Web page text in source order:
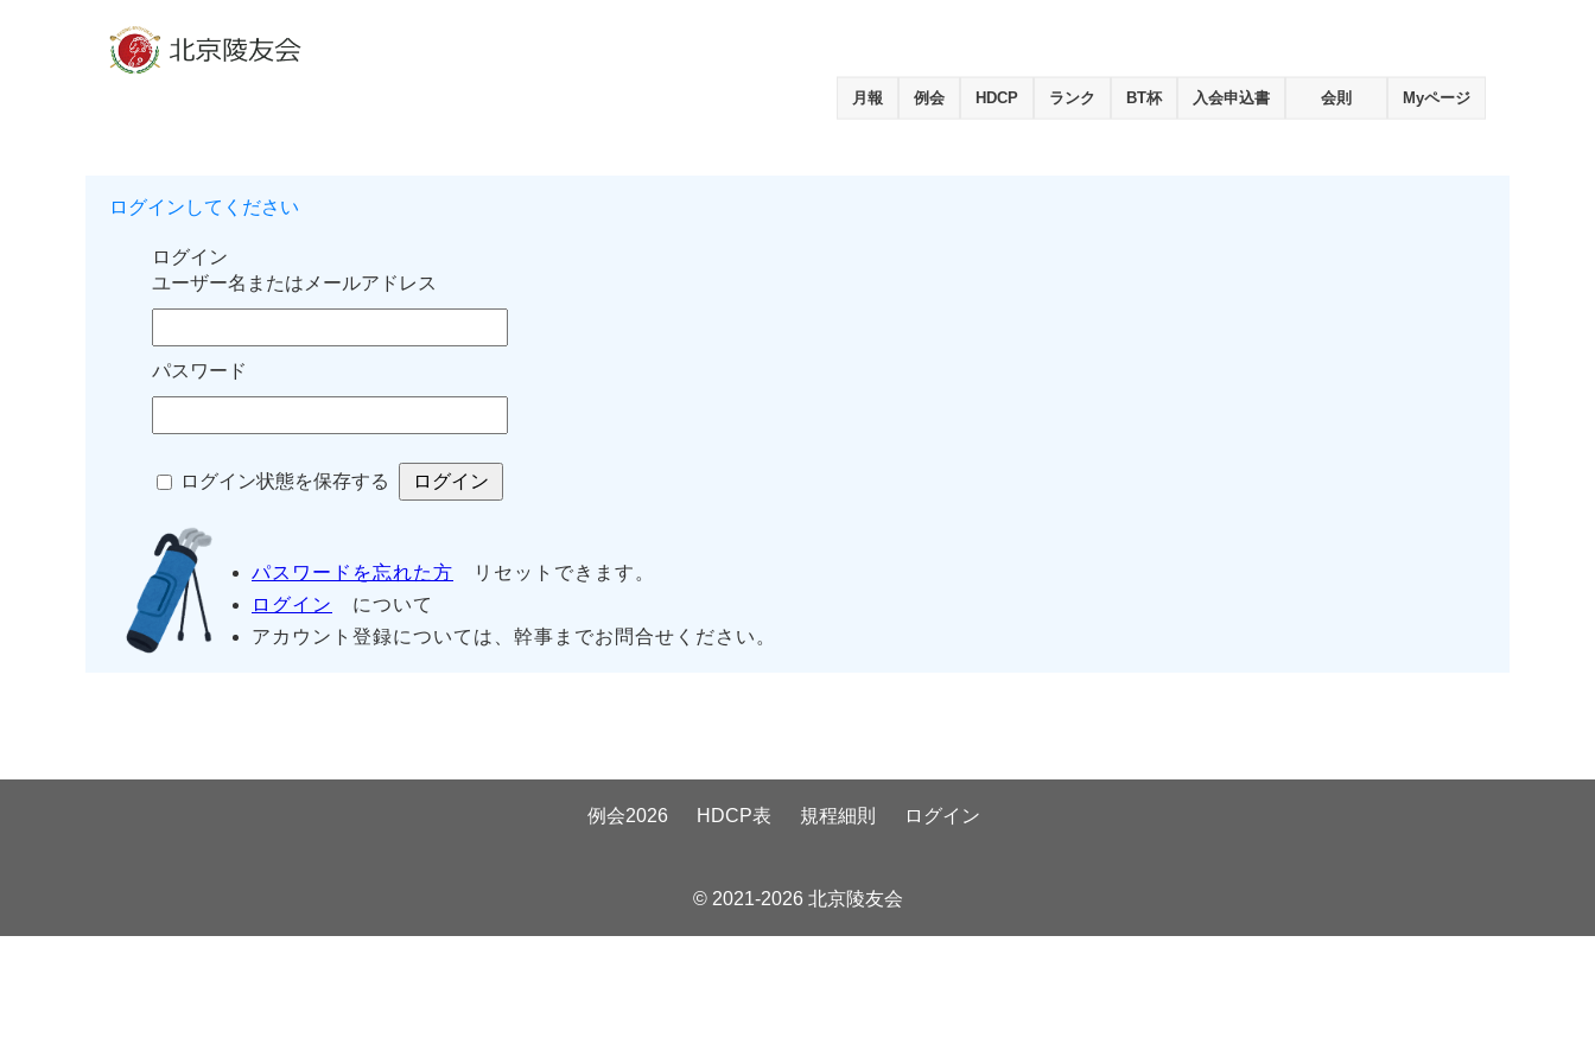
月報 例会 HDCP ランク BT杯 入会申込書 会則 Myページ
ログインしてください
ログイン
ユーザー名またはメールアドレス
パスワード
ログイン状態を保存する
パスワードを忘れた方 リセットできます。
ログイン
について
アカウント登録については、幹事までお問合せください。
例会2026 HDCP表 規程細則 ログイン
© 2021-2026 北京陵友会